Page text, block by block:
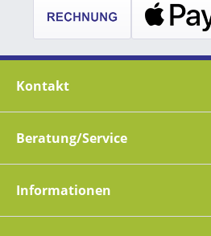
Kontakt
Beratung/Service
Informationen